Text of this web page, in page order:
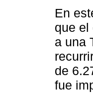
En
que el
a una
de
fue